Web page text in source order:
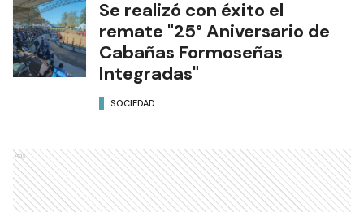
Se realizó con éxito el
remate "25° Aniversario de
Cabañas Formoseñas
Integradas"
Ads